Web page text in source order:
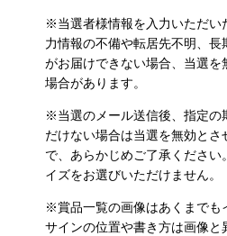
※当選者様情報を入力いただい
力情報の不備や転居先不明、長
がお届けできない場合、当選を
場合があります。
※当選のメール送信後、指定の
だけない場合は当選を無効とさ
で、あらかじめご了承ください。
イズをお選びいただけません。
※賞品一覧の画像はあくまでも
サインの位置や書き方は画像と